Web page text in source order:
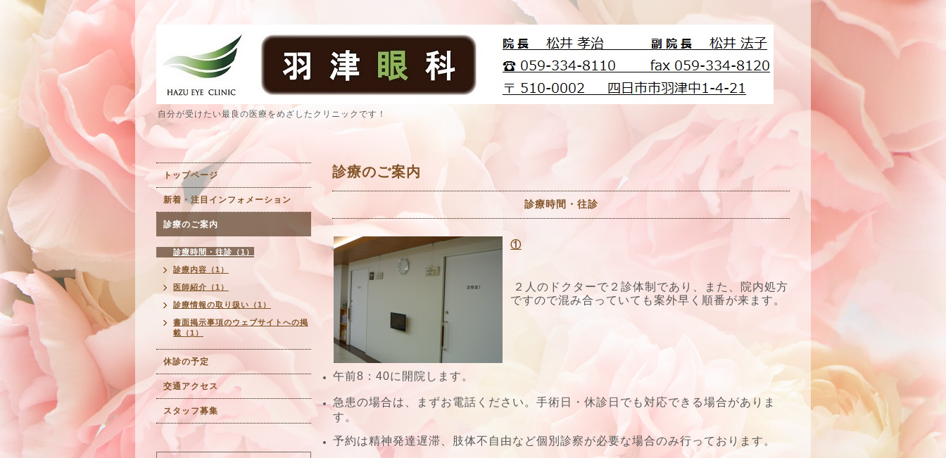
自分が受けたい最良の医療をめざしたクリニックです！
診療のご案内
診療時間・往診
①
２人のドクターで２診体制であり、また、院内処方
ですので混み合っていても案外早く順番が来ます。
午前8：40に開院します。
急患の場合は、まずお電話ください。手術日・休診日でも対応できる場合がありま
す。
予約は精神発達遅滞、肢体不自由など個別診察が必要な場合のみ行っております。
トップページ
新着・注目インフォメーション
診療のご案内
診療時間・往診（1）
診療内容（1）
医師紹介（1）
診療情報の取り扱い（1）
書面掲示事項のウェブサイトへの掲
載（1）
休診の予定
交通アクセス
スタッフ募集